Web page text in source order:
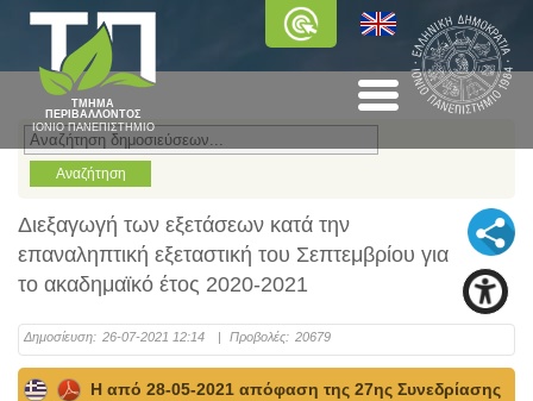
ΤΜΗΜΑ
ΠΕΡΙΒΑΛΛΟΝΤΟΣ
ΙΟΝΙΟ ΠΑΝΕΠΙΣΤΗΜΙΟ
Διεξαγωγή των εξετάσεων κατά την
επαναληπτική εξεταστική του Σεπτεμβρίου για
το ακαδημαϊκό έτος 2020-2021
Δημοσίευση: 26-07-2021 12:14 | Προβολές: 20679
Η από 28-05-2021 απόφαση της 27ης Συνεδρίασης